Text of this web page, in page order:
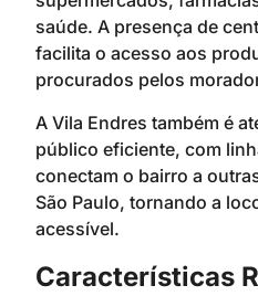
saúde. A presença de
facilita o acesso aos
procurados pelos
A Vila Endres também é
público eficiente, com
conectam o bairro a
São Paulo, tornando a
acessível.
Características